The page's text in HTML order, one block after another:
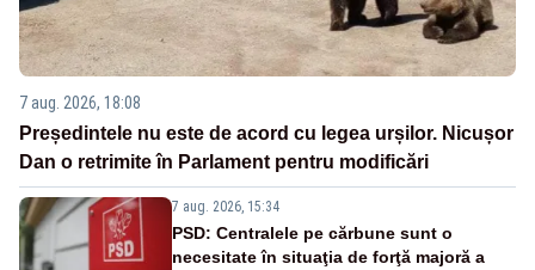
7 aug. 2026, 18:08
Președintele nu este de acord cu legea urșilor. Nicușor
Dan o retrimite în Parlament pentru modificări
7 aug. 2026, 15:34
PSD: Centralele pe cărbune sunt o
necesitate în situaţia de forţă majoră a